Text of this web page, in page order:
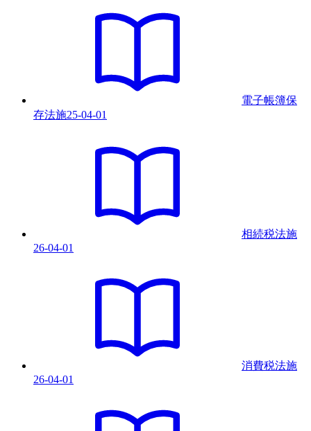
電子帳簿保
存法施25-04-01
相続税法施
26-04-01
消費税法施
26-04-01